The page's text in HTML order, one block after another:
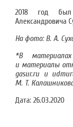
2018 год был
Александровича
На фото: В. А.
*В
и материалы
gasur.ru и
М. Т.
Дата: 26.03.2020